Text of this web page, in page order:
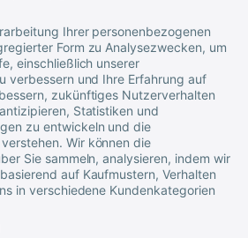
Ihrer personenbezogenen
Form zu Analysezwecken, um
einschließlich unserer
verbessern und Ihre Erfahrung auf
zukünftiges Nutzerverhalten
Statistiken und
zu entwickeln und die
Wir können die
Sie sammeln, analysieren, indem wir
auf Kaufmustern, Verhalten
in verschiedene Kundenkategorien